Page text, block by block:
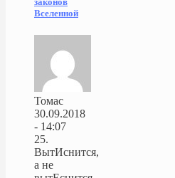
Вселенной
Томас
30.09.2018
- 14:07
25.
ВытИснится,
а не